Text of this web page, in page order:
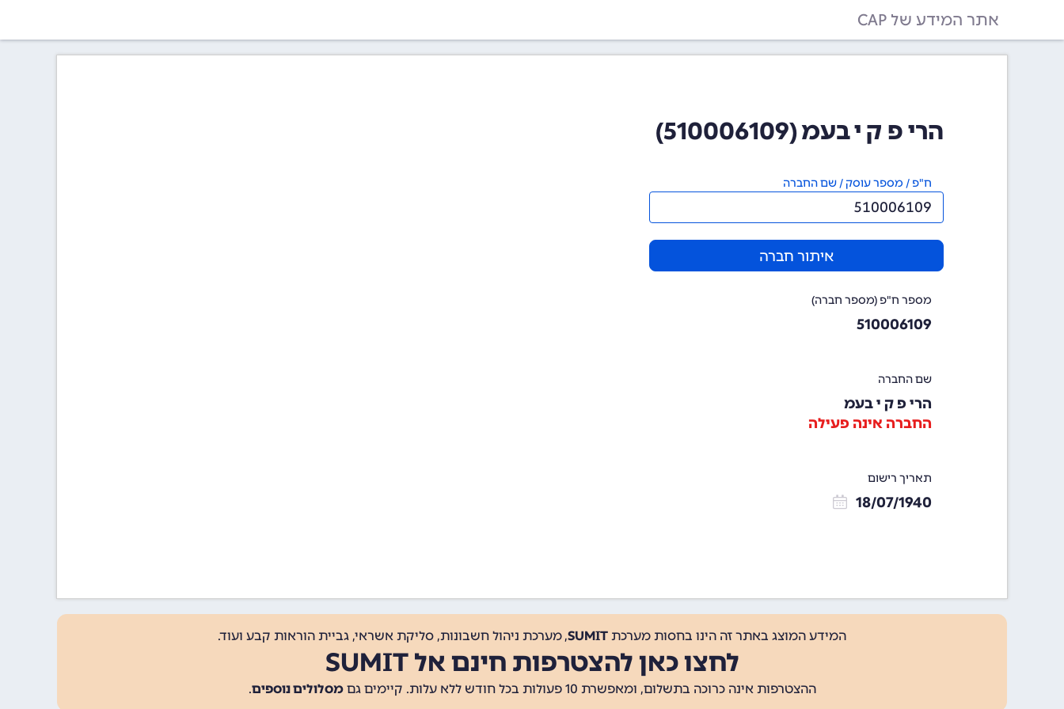
אתר המידע של CAP
הרי פ ק י בעמ (510006109)
ח"פ / מספר עוסק / שם החברה
איתור חברה
מספר ח"פ (מספר חברה)
510006109
שם החברה
הרי פ ק י בעמ
החברה אינה פעילה
תאריך רישום
18/07/1940
המידע המוצג באתר זה הינו בחסות מערכת SUMIT, מערכת ניהול חשבונות, סליקת אשראי, גביית הוראות קבע ועוד.
לחצו כאן להצטרפות חינם אל SUMIT
ההצטרפות אינה כרוכה בתשלום, ומאפשרת 10 פעולות בכל חודש ללא עלות. קיימים גם מסלולים נוספים.